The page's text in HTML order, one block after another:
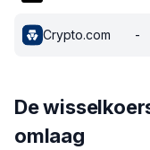
Crypto.com -
De
omlaag